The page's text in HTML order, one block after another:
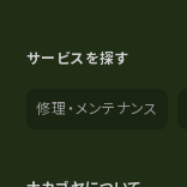
サービスを探す
修理・メンテナンス